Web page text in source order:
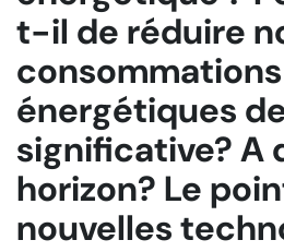
t-il de réduire
consommations
énergétiques
significative? A
horizon? Le
nouvelles